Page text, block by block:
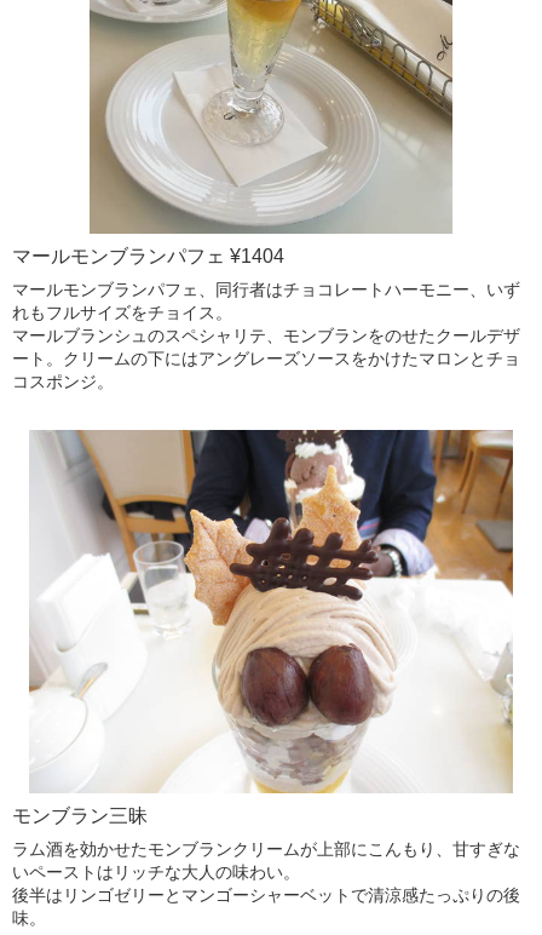
マールモンブランパフェ ¥1404
マールモンブランパフェ、同行者はチョコレートハーモニー、いず
れもフルサイズをチョイス。
マールブランシュのスペシャリテ、モンブランをのせたクールデザ
ート。クリームの下にはアングレーズソースをかけたマロンとチョ
コスポンジ。
モンブラン三昧
ラム酒を効かせたモンブランクリームが上部にこんもり、甘すぎな
いペーストはリッチな大人の味わい。
後半はリンゴゼリーとマンゴーシャーベットで清涼感たっぷりの後
味。